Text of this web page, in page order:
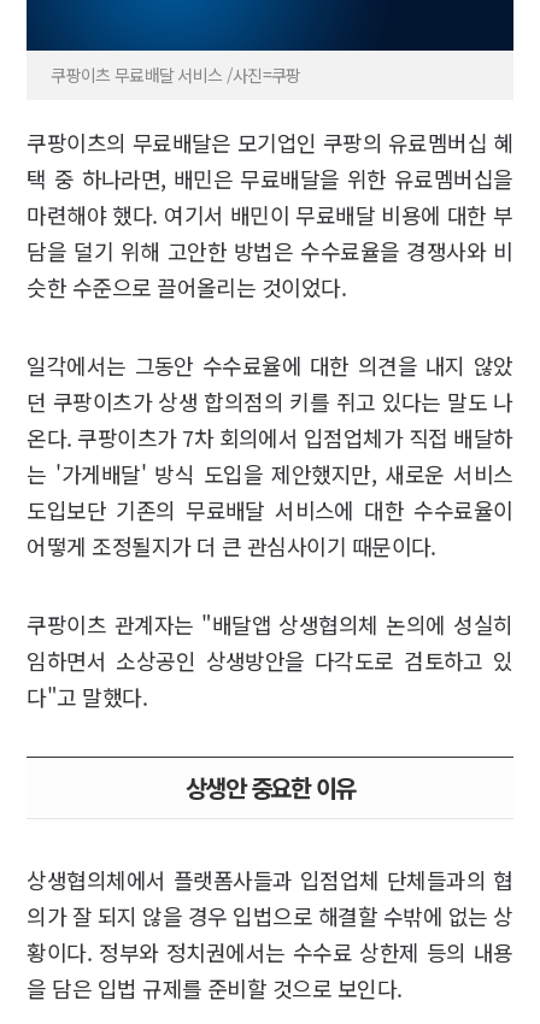
쿠팡이츠 무료배달 서비스 /사진=쿠팡
쿠팡이츠의 무료배달은 모기업인 쿠팡의 유료멤버십 혜
택 중 하나라면, 배민은 무료배달을 위한 유료멤버십을
마련해야 했다. 여기서 배민이 무료배달 비용에 대한 부
담을 덜기 위해 고안한 방법은 수수료율을 경쟁사와 비
슷한 수준으로 끌어올리는 것이었다.
일각에서는 그동안 수수료율에 대한 의견을 내지 않았
던 쿠팡이츠가 상생 합의점의 키를 쥐고 있다는 말도 나
온다. 쿠팡이츠가 7차 회의에서 입점업체가 직접 배달하
는 '가게배달' 방식 도입을 제안했지만, 새로운 서비스
도입보단 기존의 무료배달 서비스에 대한 수수료율이
어떻게 조정될지가 더 큰 관심사이기 때문이다.
쿠팡이츠 관계자는 "배달앱 상생협의체 논의에 성실히
임하면서 소상공인 상생방안을 다각도로 검토하고 있
다"고 말했다.
상생안 중요한 이유
상생협의체에서 플랫폼사들과 입점업체 단체들과의 협
의가 잘 되지 않을 경우 입법으로 해결할 수밖에 없는 상
황이다. 정부와 정치권에서는 수수료 상한제 등의 내용
을 담은 입법 규제를 준비할 것으로 보인다.